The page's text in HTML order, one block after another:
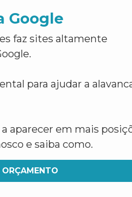
Google
faz sites altamente
para ajudar a
aparecer em mais
e saiba como.